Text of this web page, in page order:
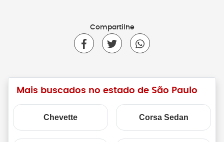
Compartilhe
Mais buscados no estado de São Paulo
Chevette Corsa Sedan